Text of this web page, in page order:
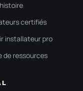
certifiés
installateur pro
de ressources